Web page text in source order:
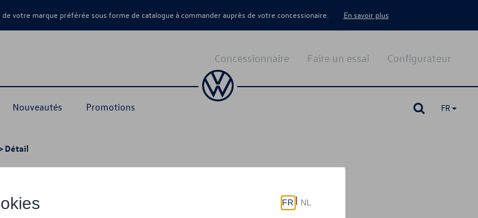
votre marque préférée sous forme de catalogue à commander auprès de votre concessionaire. En savoir plus
Nouveautés Promotions
Configurateur
Faire un essai
Concessionnaire
FR
Détail
1AC, max. 2, 3 kW, UE